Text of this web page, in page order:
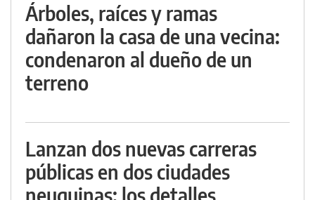
Árboles, raíces y ramas
dañaron la casa de una vecina:
condenaron al dueño de un
terreno
Lanzan dos nuevas carreras
públicas en dos ciudades
neuquinas: los detalles